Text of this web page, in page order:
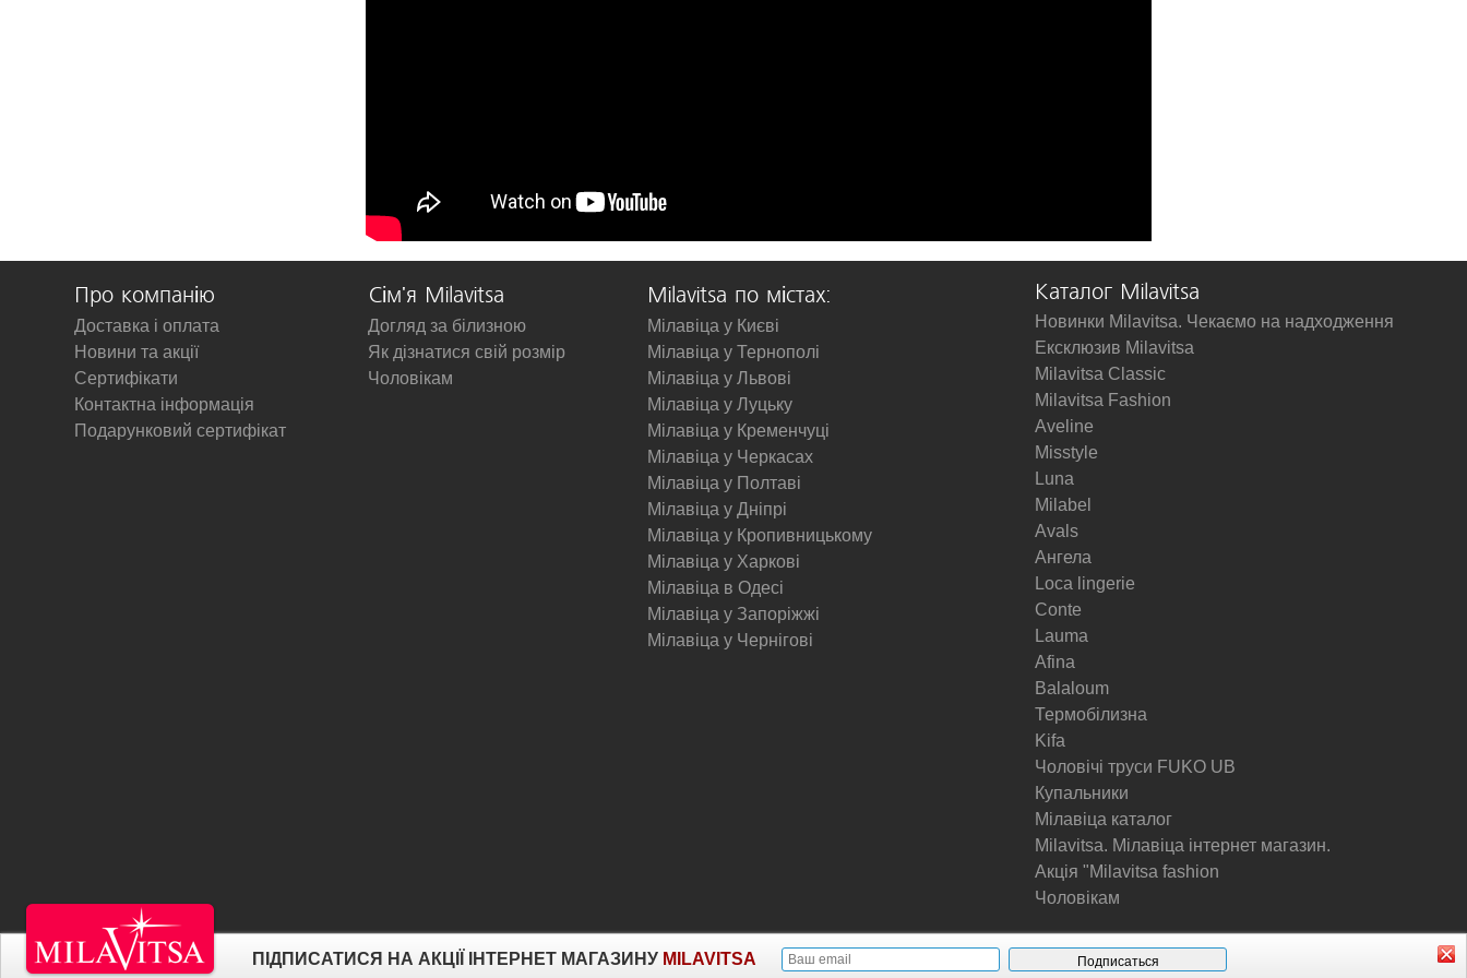
Про компанію
Доставка і оплата
Новини та акції
Сертифікати
Контактна інформація
Подарунковий сертифікат
Сім'я Milavitsa
Догляд за білизною
Як дізнатися свій розмір
Чоловікам
Milavitsa по містах:
Мілавіца у Києві
Мілавіца у Тернополі
Мілавіца у Львові
Мілавіца у Луцьку
Мілавіца у Кременчуці
Мілавіца у Черкасах
Мілавіца у Полтаві
Мілавіца у Дніпрі
Мілавіца у Кропивницькому
Мілавіца у Харкові
Мілавіца в Одесі
Мілавіца у Запоріжжі
Мілавіца у Чернігові
Каталог Milavitsa
Новинки Milavitsa. Чекаємо на надходження
Ексклюзив Milavitsa
Milavitsa Classic
Milavitsa Fashion
Aveline
Misstyle
Luna
Milabel
Avals
Ангела
Loca lingerie
Conte
Lauma
Afina
Balaloum
Термобілизна
Kifa
Чоловічі труси FUKO UB
Купальники
Мілавіца каталог
Milavitsa. Мілавіца інтернет магазин.
Акція "Milavitsa fashion
Чоловікам
ПІДПИСАТИСЯ НА АКЦІЇ ІНТЕРНЕТ МАГАЗИНУ MILAVITSA
© Milavitsa.